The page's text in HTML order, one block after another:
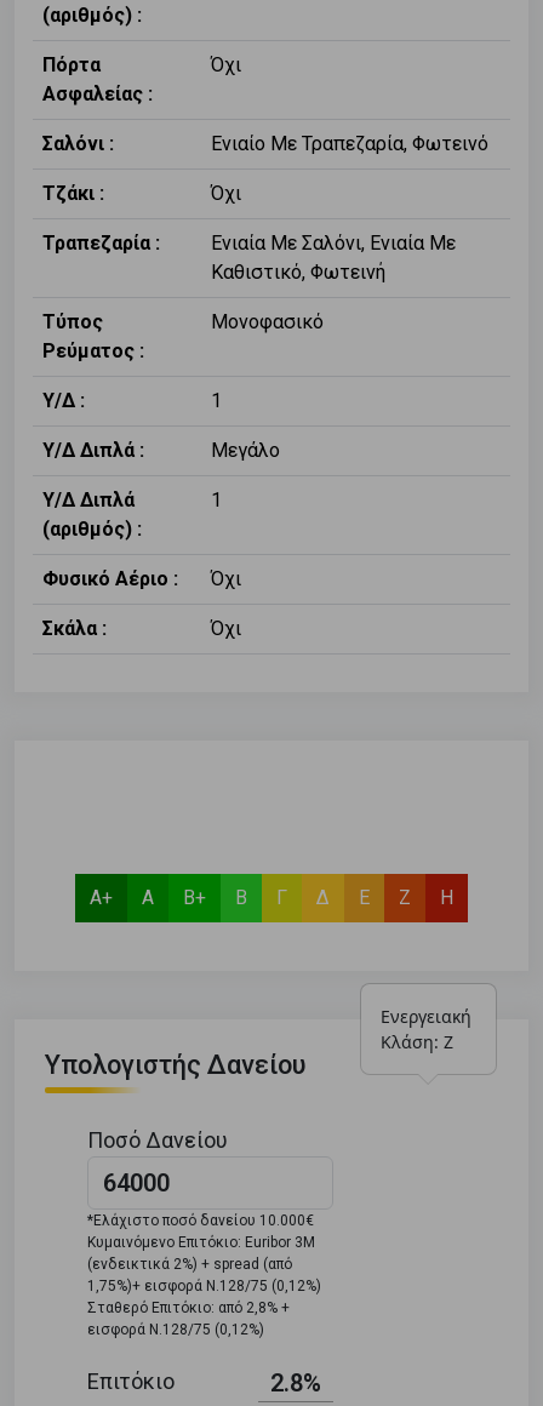
(αριθμός) :
Πόρτα
Ασφαλείας :
Όχι
Σαλόνι : Ενιαίο Με Τραπεζαρία, Φωτεινό
Τζάκι : Όχι
Τραπεζαρία :
Ενιαία Με Σαλόνι, Ενιαία Με
Καθιστικό, Φωτεινή
Τύπος
Ρεύματος :
Μονοφασικό
Υ/Δ : 1
Υ/Δ Διπλά : Μεγάλο
Υ/Δ Διπλά
(αριθμός) :
1
Φυσικό Αέριο : Όχι
Σκάλα : Όχι
Α+ Α Β+ Β Γ Δ Ε Ζ
Ενεργειακή
Κλάση: Ζ
Η
Υπολογιστής Δανείου
Ποσό Δανείου
*Ελάχιστο ποσό δανείου 10.000€
Κυμαινόμενο Επιτόκιο: Euribor 3M
(ενδεικτικά 2%) + spread (από
1,75%)+ εισφορά Ν.128/75 (0,12%)
Σταθερό Επιτόκιο: από 2,8% +
εισφορά Ν.128/75 (0,12%)
Επιτόκιο 2.8%